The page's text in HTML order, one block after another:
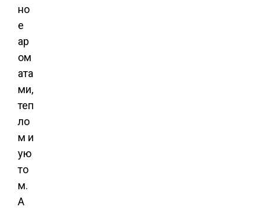
но
е
ар
ом
ата
ми,
теп
ло
м и
ую
то
м.
А